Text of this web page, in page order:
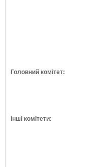
Головний комітет:
Інші комітети: